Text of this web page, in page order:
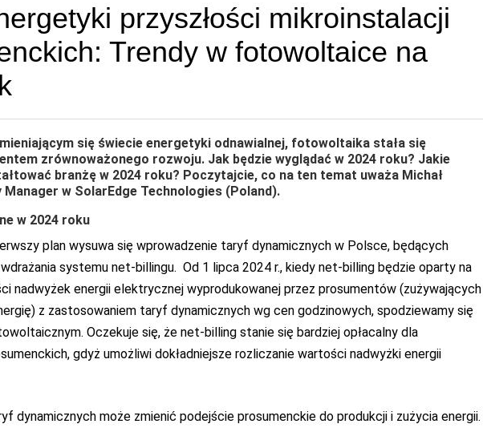
przyszłości mikroinstalacji
Trendy w fotowoltaice na
się świecie energetyki odnawialnej, fotowoltaika stała się
zrównoważonego rozwoju. Jak będzie wyglądać w 2024 roku? Jakie
branżę w 2024 roku? Poczytajcie, co na ten temat uważa Michał
w SolarEdge Technologies (Poland).
w 2024 roku
plan wysuwa się wprowadzenie taryf dynamicznych w Polsce, będących
systemu net-billingu. Od 1 lipca 2024 r., kiedy net-billing będzie oparty na
nadwyżek energii elektrycznej wyprodukowanej przez prosumentów (zużywających
z zastosowaniem taryf dynamicznych wg cen godzinowych, spodziewamy się
Oczekuje się, że net-billing stanie się bardziej opłacalny dla
gdyż umożliwi dokładniejsze rozliczanie wartości nadwyżki energii
dynamicznych może zmienić podejście prosumenckie do produkcji i zużycia energii.